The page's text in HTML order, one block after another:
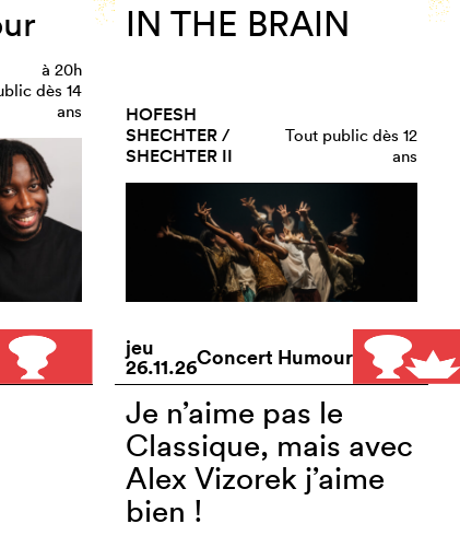
à 20h
dès 14
ans
IN THE BRAIN
HOFESH
SHECHTER /
SHECHTER II
Tout public dès 12
ans
jeu
26.11.26Concert Humour
Je n’aime pas le
Classique, mais avec
Alex Vizorek j’aime
bien !